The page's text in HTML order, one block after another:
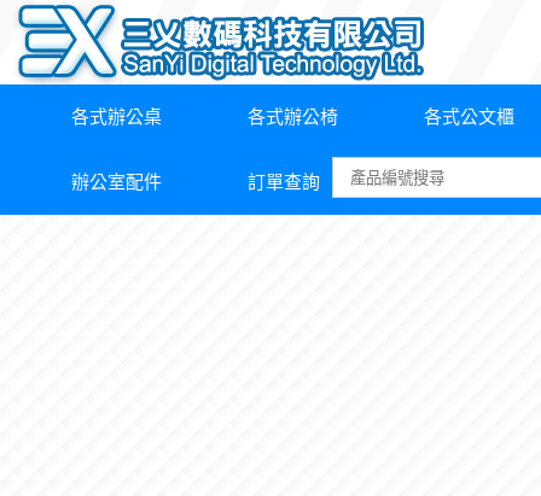
各式辦公桌 各式辦公椅 各式公文櫃
辦公室配件 訂單查詢